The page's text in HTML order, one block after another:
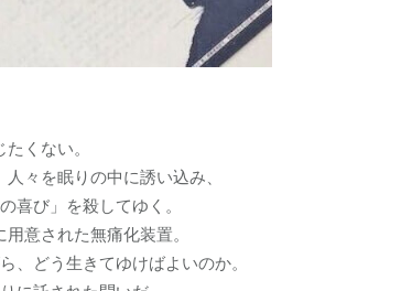
くない。
々を眠りの中に誘い込み、
喜び」を殺してゆく。
意された無痛化装置。
、どう生きてゆけばよいのか。